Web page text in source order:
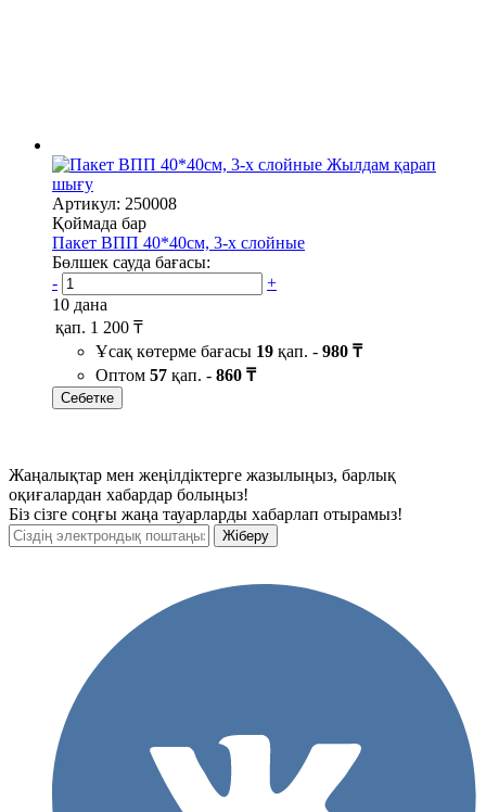
Жылдам қарап
шығу
Артикул: 250008
Қоймада бар
Пакет ВПП 40*40см, 3-х слойные
Бөлшек сауда бағасы:
-
+
10 дана
қап. 1 200 ₸
Ұсақ көтерме бағасы 19 қап. - 980 ₸
Оптом 57 қап. - 860 ₸
Себетке
Жаңалықтар мен жеңілдіктерге жазылыңыз, барлық
оқиғалардан хабардар болыңыз!
Біз сізге соңғы жаңа тауарларды хабарлап отырамыз!